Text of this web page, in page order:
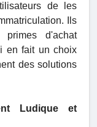
de les
Ils
d'achat
en fait un choix
des solutions
Ludique et